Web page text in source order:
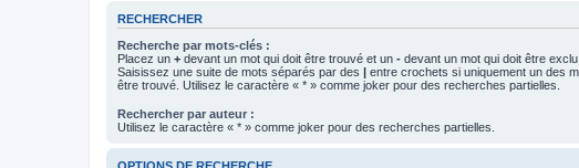
RECHERCHER
Recherche par mots-clés :
Placez un + devant un mot qui doit être trouvé et un - devant un mot qui doit être exclu.
Saisissez une suite de mots séparés par des | entre crochets si uniquement un des
être trouvé. Utilisez le caractère « * » comme joker pour des recherches partielles.
Rechercher par auteur :
Utilisez le caractère « * » comme joker pour des recherches partielles.